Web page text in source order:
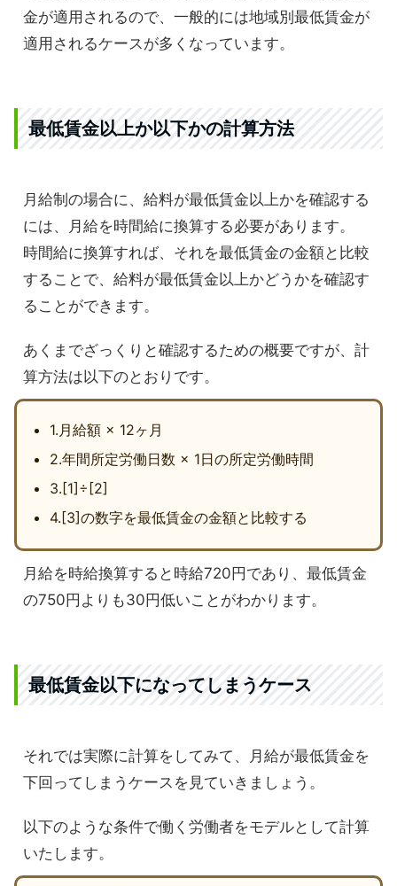
金が適用されるので、一般的には地域別最低賃金が
適用されるケースが多くなっています。
最低賃金以上か以下かの計算方法
月給制の場合に、給料が最低賃金以上かを確認する
には、月給を時間給に換算する必要があります。
時間給に換算すれば、それを最低賃金の金額と比較
することで、給料が最低賃金以上かどうかを確認す
ることができます。
あくまでざっくりと確認するための概要ですが、計
算方法は以下のとおりです。
1.月給額 × 12ヶ月
2.年間所定労働日数 × 1日の所定労働時間
3.[1]÷[2]
4.[3]の数字を最低賃金の金額と比較する
月給を時給換算すると時給720円であり、最低賃金
の750円よりも30円低いことがわかります。
最低賃金以下になってしまうケース
それでは実際に計算をしてみて、月給が最低賃金を
下回ってしまうケースを見ていきましょう。
以下のような条件で働く労働者をモデルとして計算
いたします。